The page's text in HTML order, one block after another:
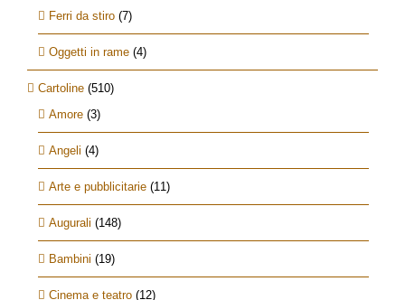
Ferri da stiro (7)
Oggetti in rame (4)
Cartoline (510)
Amore (3)
Angeli (4)
Arte e pubblicitarie (11)
Augurali (148)
Bambini (19)
Cinema e teatro (12)